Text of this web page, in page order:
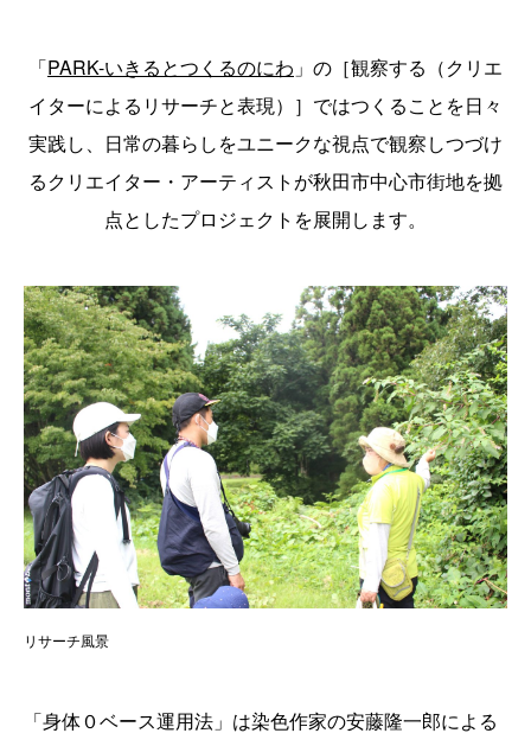
「PARK-いきるとつくるのにわ 」の［観察する（クリエ
イターによるリサーチと表現）］ではつくることを日々
実践し、日常の暮らしをユニークな視点で観察しつづけ
るクリエイター・アーティストが秋田市中心市街地を拠
点としたプロジェクトを展開します。
リサーチ風景
「身体０ベース運用法」は染色作家の安藤隆一郎による